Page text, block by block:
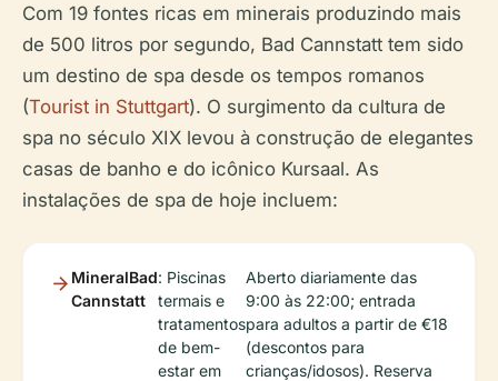
Com 19 fontes ricas em minerais produzindo mais
de 500 litros por segundo, Bad Cannstatt tem sido
um destino de spa desde os tempos romanos
(Tourist in Stuttgart). O surgimento da cultura de
spa no século XIX levou à construção de elegantes
casas de banho e do icônico Kursaal. As
instalações de spa de hoje incluem:
MineralBad
Cannstatt
: Piscinas
termais e
tratamentos
de bem-
estar em
Aberto diariamente das
9:00 às 22:00; entrada
para adultos a partir de €18
(descontos para
crianças/idosos). Reserva